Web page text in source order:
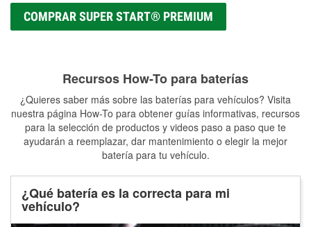
COMPRAR SUPER START® PREMIUM
Recursos How-To para baterías
¿Quieres saber más sobre las baterías para vehículos? Visita
nuestra página How-To para obtener guías informativas, recursos
para la selección de productos y videos paso a paso que te
ayudarán a reemplazar, dar mantenimiento o elegir la mejor
batería para tu vehículo.
¿Qué batería es la correcta para mi
vehículo?